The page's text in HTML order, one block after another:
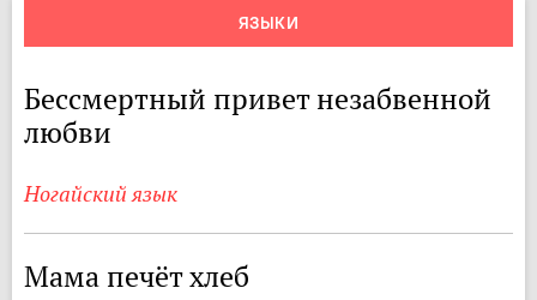
ЯЗЫКИ
Бессмертный привет незабвенной
любви
Ногайский язык
Мама печёт хлеб